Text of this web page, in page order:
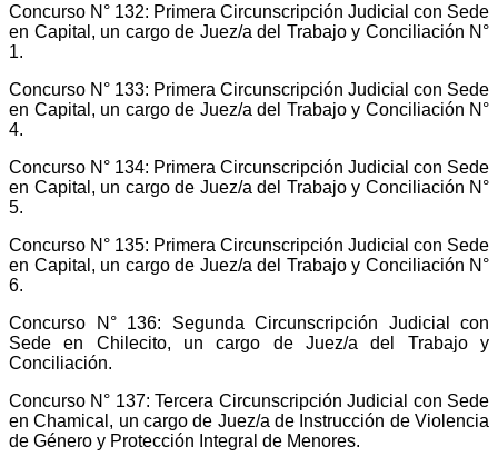
Concurso N° 132: Primera Circunscripción Judicial con Sede
en Capital, un cargo de Juez/a del Trabajo y Conciliación N°
1.
Concurso N° 133: Primera Circunscripción Judicial con Sede
en Capital, un cargo de Juez/a del Trabajo y Conciliación N°
4.
Concurso N° 134: Primera Circunscripción Judicial con Sede
en Capital, un cargo de Juez/a del Trabajo y Conciliación N°
5.
Concurso N° 135: Primera Circunscripción Judicial con Sede
en Capital, un cargo de Juez/a del Trabajo y Conciliación N°
6.
Concurso N° 136: Segunda Circunscripción Judicial con
Sede en Chilecito, un cargo de Juez/a del Trabajo y
Conciliación.
Concurso N° 137: Tercera Circunscripción Judicial con Sede
en Chamical, un cargo de Juez/a de Instrucción de Violencia
de Género y Protección Integral de Menores.